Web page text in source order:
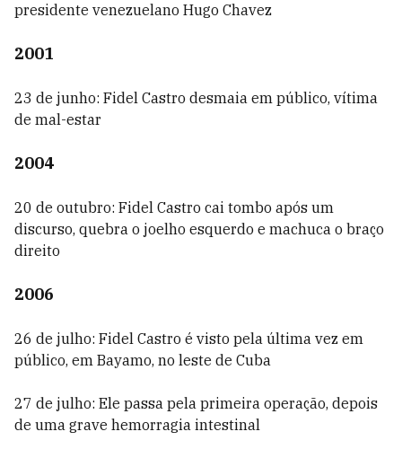
presidente venezuelano Hugo Chavez
2001
23 de junho: Fidel Castro desmaia em público, vítima
de mal-estar
2004
20 de outubro: Fidel Castro cai tombo após um
discurso, quebra o joelho esquerdo e machuca o braço
direito
2006
26 de julho: Fidel Castro é visto pela última vez em
público, em Bayamo, no leste de Cuba
27 de julho: Ele passa pela primeira operação, depois
de uma grave hemorragia intestinal